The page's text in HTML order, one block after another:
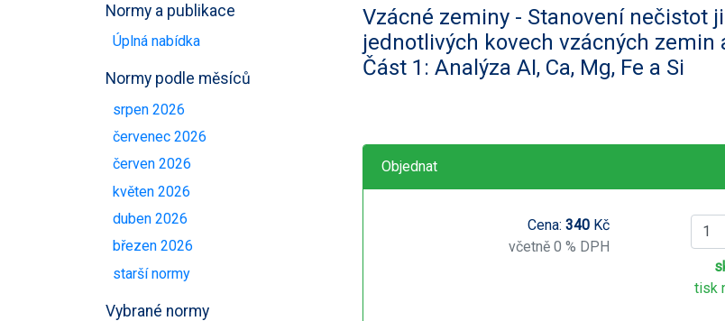
Normy a publikace
Úplná nabídka
Normy podle měsíců
srpen 2026
červenec 2026
červen 2026
květen 2026
duben 2026
březen 2026
starší normy
Vybrané normy
Vzácné zeminy - Stanovení nečistot
jednotlivých kovech vzácných zemin
Část 1: Analýza AI, Ca, Mg, Fe a Si
Objednat
Cena: 340Kč
včetně 0 % DPH
tisk